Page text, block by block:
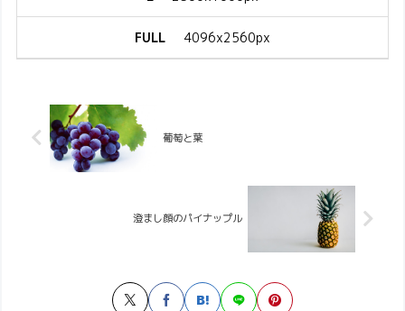
FULL 4096x2560px
葡萄と葉
澄まし顔のパイナップル